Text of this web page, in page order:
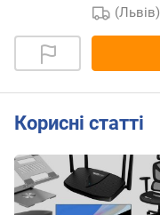
(Львів)
Корисні статті